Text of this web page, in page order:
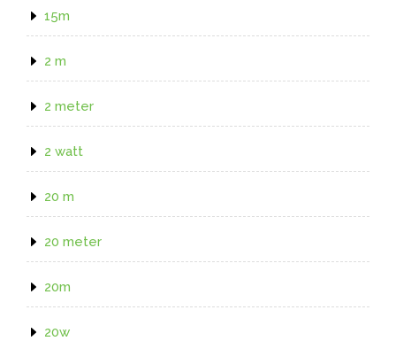
15m
2 m
2 meter
2 watt
20 m
20 meter
20m
20w